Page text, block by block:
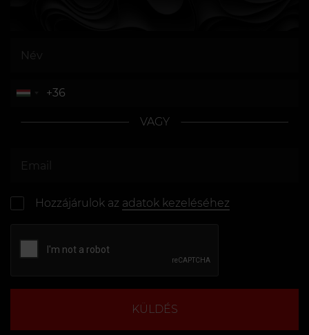
VAGY
Hozzájárulok az adatok kezeléséhez
KÜLDÉS